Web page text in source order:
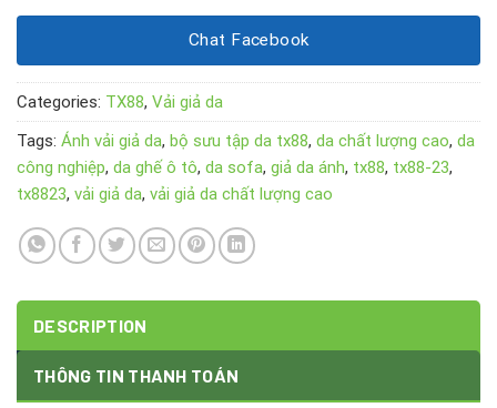
Chat Facebook
Categories: TX88, Vải giả da
Tags: Ánh vải giả da, bộ sưu tập da tx88, da chất lượng cao, da
công nghiệp, da ghế ô tô, da sofa, giả da ánh, tx88, tx88-23,
tx8823, vải giả da, vải giả da chất lượng cao
DESCRIPTION
THÔNG TIN THANH TOÁN